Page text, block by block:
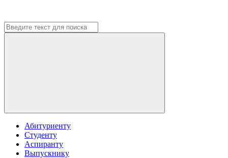
Абитуриенту
Студенту
Аспиранту
Выпускнику